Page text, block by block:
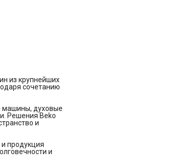
из крупнейших
сочетанию
машины, духовые
Решения Beko
и
продукция
и